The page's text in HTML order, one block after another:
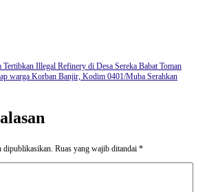
Tertibkan Illegal Refinery di Desa Sereka Babat Toman
warga Korban Banjir, Kodim 0401/Muba Serahkan
dipublikasikan. Ruas yang wajib ditandai *